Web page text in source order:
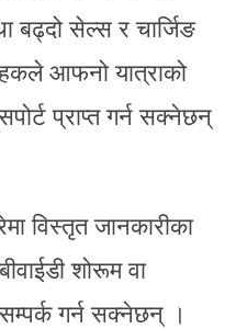
बढ्दो सेल्स र चार्जिङ
आफनो यात्राको
प्राप्त गर्न सक्नेछन्
विस्तृत जानकारीका
शोरूम वा
गर्न सक्नेछन् ।